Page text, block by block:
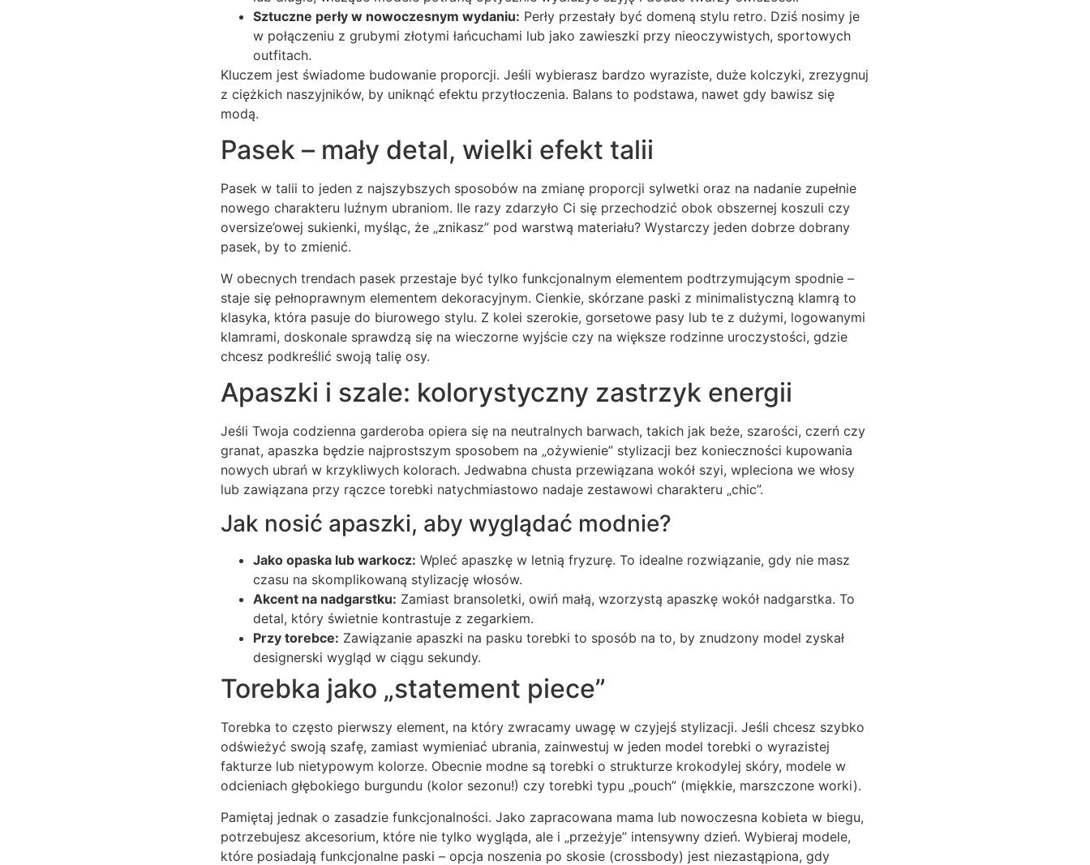
Sztuczne perły w nowoczesnym wydaniu: Perły przestały być domeną stylu retro. Dziś nosimy je
w połączeniu z grubymi złotymi łańcuchami lub jako zawieszki przy nieoczywistych, sportowych
outfitach.
Kluczem jest świadome budowanie proporcji. Jeśli wybierasz bardzo wyraziste, duże kolczyki, zrezygnuj
z ciężkich naszyjników, by uniknąć efektu przytłoczenia. Balans to podstawa, nawet gdy bawisz się
modą.
Pasek – mały detal, wielki efekt talii
Pasek w talii to jeden z najszybszych sposobów na zmianę proporcji sylwetki oraz na nadanie zupełnie
nowego charakteru luźnym ubraniom. Ile razy zdarzyło Ci się przechodzić obok obszernej koszuli czy
oversize’owej sukienki, myśląc, że „znikasz” pod warstwą materiału? Wystarczy jeden dobrze dobrany
pasek, by to zmienić.
W obecnych trendach pasek przestaje być tylko funkcjonalnym elementem podtrzymującym spodnie –
staje się pełnoprawnym elementem dekoracyjnym. Cienkie, skórzane paski z minimalistyczną klamrą to
klasyka, która pasuje do biurowego stylu. Z kolei szerokie, gorsetowe pasy lub te z dużymi, logowanymi
klamrami, doskonale sprawdzą się na wieczorne wyjście czy na większe rodzinne uroczystości, gdzie
chcesz podkreślić swoją talię osy.
Apaszki i szale: kolorystyczny zastrzyk energii
Jeśli Twoja codzienna garderoba opiera się na neutralnych barwach, takich jak beże, szarości, czerń czy
granat, apaszka będzie najprostszym sposobem na „ożywienie” stylizacji bez konieczności kupowania
nowych ubrań w krzykliwych kolorach. Jedwabna chusta przewiązana wokół szyi, wpleciona we włosy
lub zawiązana przy rączce torebki natychmiastowo nadaje zestawowi charakteru „chic”.
Jak nosić apaszki, aby wyglądać modnie?
Jako opaska lub warkocz: Wpleć apaszkę w letnią fryzurę. To idealne rozwiązanie, gdy nie masz
czasu na skomplikowaną stylizację włosów.
Akcent na nadgarstku: Zamiast bransoletki, owiń małą, wzorzystą apaszkę wokół nadgarstka. To
detal, który świetnie kontrastuje z zegarkiem.
Przy torebce: Zawiązanie apaszki na pasku torebki to sposób na to, by znudzony model zyskał
designerski wygląd w ciągu sekundy.
Torebka jako „statement piece”
Torebka to często pierwszy element, na który zwracamy uwagę w czyjejś stylizacji. Jeśli chcesz szybko
odświeżyć swoją szafę, zamiast wymieniać ubrania, zainwestuj w jeden model torebki o wyrazistej
fakturze lub nietypowym kolorze. Obecnie modne są torebki o strukturze krokodylej skóry, modele w
odcieniach głębokiego burgundu (kolor sezonu!) czy torebki typu „pouch” (miękkie, marszczone worki).
Pamiętaj jednak o zasadzie funkcjonalności. Jako zapracowana mama lub nowoczesna kobieta w biegu,
potrzebujesz akcesorium, które nie tylko wygląda, ale i „przeżyje” intensywny dzień. Wybieraj modele,
które posiadają funkcjonalne paski – opcja noszenia po skosie (crossbody) jest niezastąpiona, gdy